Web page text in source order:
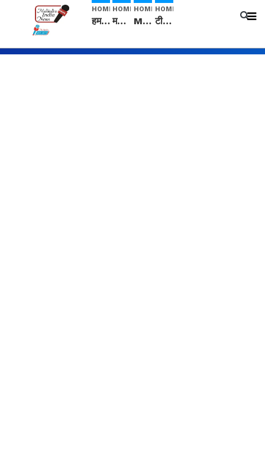
HOME
हम सनातनी..." सांसद kangana Ranaut से क्या बोली लड़की? Viral Jantar-Mantar | CJP protest
HOME
मनीषा हत्याकांड: हत्या, आत्महत्या या कोई बड़ा राज? | Full Story | Josh Haryana
HOME
Mangalsutra: हिंदू धर्म में शादी के बाद मंगलसूत्र क्यों पहनती है महिलाएं, किसने शुरु की ये परंपरा
HOME
टीम बीकेई ने एग्रीकल्चर ग्रेड की यूरिया खाद गट्टों में बदलकर टेक्निकल ग्रेड में बेचने वालों पर करवाई कार्रवाई: लखविंदर सिंह औलख